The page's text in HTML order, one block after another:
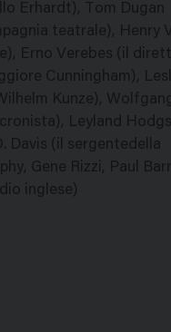
Erhardt), Tom Dugan
teatrale), Henry
Erno Verebes (il
Cunningham),
Kunze),
Leyland
Davis (il sergentedella
Gene Rizzi, Paul
inglese)